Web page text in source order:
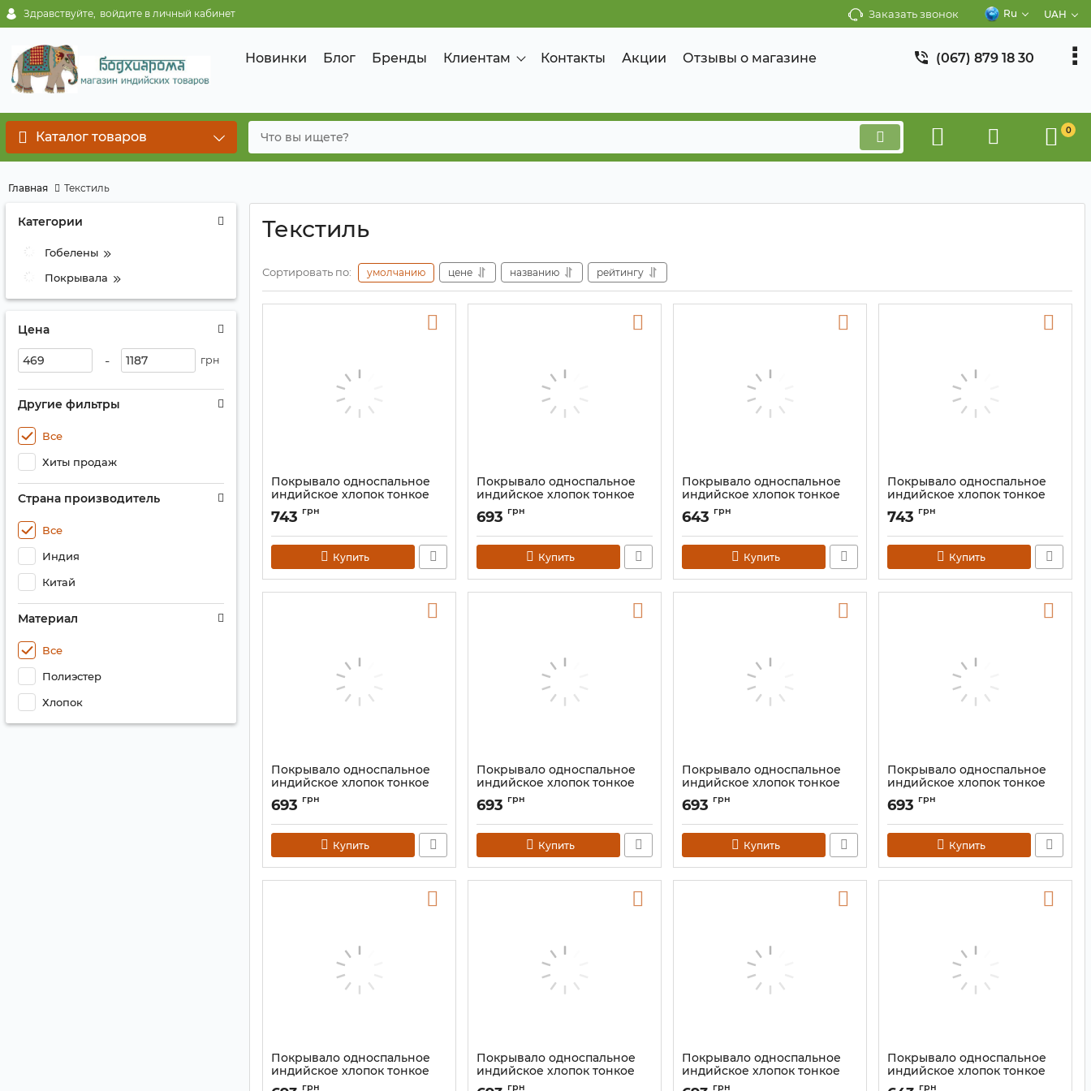
Здравствуйте, войдите в личный кабинет Заказать звонок Ru UAH
Новинки Блог Бренды Клиентам Контакты Акции Отзывы о магазине (067) 879 18 30
Каталог товаров 0
Главная Текстиль
Категории
Гобелены
Покрывала
Цена
- грн
Другие фильтры
Все
Хиты продаж
Страна производитель
Все
Индия
Китай
Материал
Все
Полиэстер
Хлопок
Текстиль
Сортировать по: умолчанию цене названию рейтингу
Покрывало односпальное
индийское хлопок тонкое
"Шива" Цветное 140*210 №2
Артикул:
743 грн
Купить
Покрывало односпальное
индийское хлопок тонкое
"Шива" Цветное 140*210
Артикул:
693 грн
Купить
Покрывало односпальное
индийское хлопок тонкое
"Шива" Салатовое 140*210
Артикул:
643 грн
Купить
Покрывало односпальное
индийское хлопок тонкое
"Хамса" Цветное 140*210
Артикул:
743 грн
Купить
Покрывало односпальное
индийское хлопок тонкое
"Слоны" Цветное 140*210 №2
Артикул:
693 грн
Купить
Покрывало односпальное
индийское хлопок тонкое
"Слоны" Цветное 140*210
Артикул:
693 грн
Купить
Покрывало односпальное
индийское хлопок тонкое
"Слон" Цветное 140*210 №2
Артикул:
693 грн
Купить
Покрывало односпальное
индийское хлопок тонкое
"Слон" Цветное 140*210
Артикул:
693 грн
Купить
Покрывало односпальное
индийское хлопок тонкое
"Ом" Цветное 140*210
грн
Покрывало односпальное
индийское хлопок тонкое
"Мандала" Цветное 140*210
грн
Покрывало односпальное
индийское хлопок тонкое
"Инь Ян" Цветное 140*210
грн
Покрывало односпальное
индийское хлопок тонкое
"Гриб" Цветное 140*210
грн